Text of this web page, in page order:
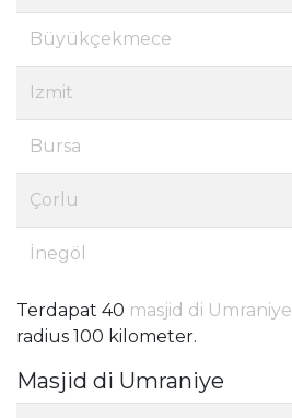
Büyükçekmece
Izmit
Bursa
Çorlu
İnegöl
Terdapat 40 masjid di Umraniye
radius 100 kilometer.
Masjid di Umraniye